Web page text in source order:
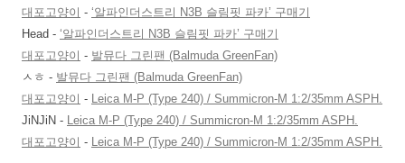
대포고양이 - ‘알파인더스트리 N3B 슬림핏 파카’ 구매기
Head - ‘알파인더스트리 N3B 슬림핏 파카’ 구매기
대포고양이 - 발뮤다 그린팬 (Balmuda GreenFan)
ㅅㅎ - 발뮤다 그린팬 (Balmuda GreenFan)
대포고양이 - Leica M-P (Type 240) / Summicron-M 1:2/35mm ASPH.
JiNJiN - Leica M-P (Type 240) / Summicron-M 1:2/35mm ASPH.
대포고양이 - Leica M-P (Type 240) / Summicron-M 1:2/35mm ASPH.